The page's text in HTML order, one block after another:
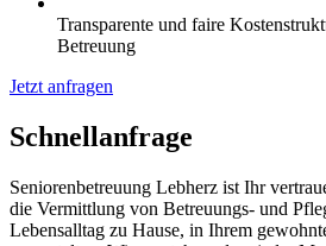
Transparente und faire
Betreuung
Jetzt anfragen
Schnell­anfrage
Seniorenbetreuung Lebherz ist Ihr
die Vermittlung von Betreuungs- und
Lebensalltag zu Hause, in Ihrem